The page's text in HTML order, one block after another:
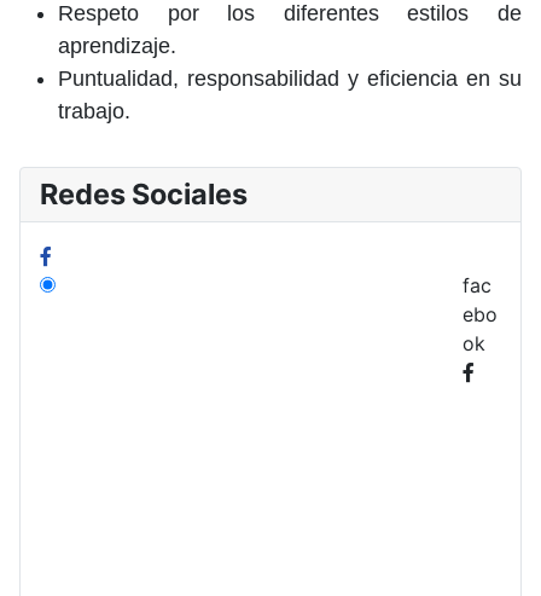
Respeto por los diferentes estilos de
aprendizaje.
Puntualidad, responsabilidad y eficiencia en su
trabajo.
Redes Sociales
fac
ebo
ok